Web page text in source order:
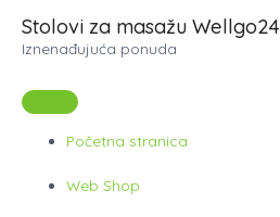
Stolovi za masažu Wellgo24
Iznenađujuća ponuda
Početna stranica
Web Shop